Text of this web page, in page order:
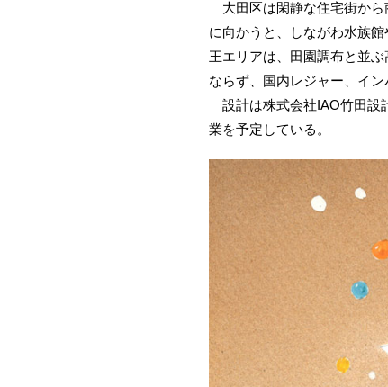
大田区は閑静な住宅街から
に向かうと、しながわ水族
王エリアは、田園調布と並
ならず、国内レジャー、イ
設計は株式会社IAO竹田設
業を予定している。